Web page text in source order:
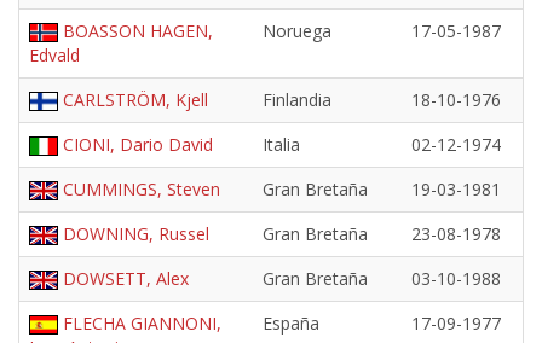
BOASSON HAGEN,
Edvald
Noruega 17-05-1987
CARLSTRÖM, Kjell Finlandia
18-10-1976
CIONI, Dario David
Italia
02-12-1974
CUMMINGS, Steven
Gran Bretaña
19-03-1981
DOWNING, Russel
Gran Bretaña
23-08-1978
DOWSETT, Alex
Gran Bretaña
03-10-1988
FLECHA GIANNONI,
España 17-09-1977